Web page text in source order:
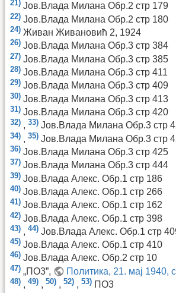
21) Јов.Влада Милана Обр.2 стр 179
22) Јов.Влада Милана Обр.2 стр 180
24) Живан Живановић 2, 1924
26) Јов.Влада Милана Обр.3 стр 384
27) Јов.Влада Милана Обр.3 стр 385
28) Јов.Влада Милана Обр.3 стр 411
29) Јов.Влада Милана Обр.3 стр 409
30) Јов.Влада Милана Обр.3 стр 413
31) Јов.Влада Милана Обр.3 стр 420
32) , 33) Јов.Влада Милана Обр.3 стр
34) , 35) Јов.Влада Милана Обр.3 стр
36) Јов.Влада Милана Обр.3 стр 425
37) Јов.Влада Милана Обр.3 стр 444
39) Јов.Влада Алекс. Обр.1 стр 186
40) Јов.Влада Алекс. Обр.1 стр 266
41) Јов.Влада Алекс. Обр.1 стр 162
42) Јов.Влада Алекс. Обр.1 стр 398
43) , 44) Јов.Влада Алекс. Обр.1 стр
45) Јов.Влада Алекс. Обр.1 стр 410
46) Јов.Влада Алекс. Обр.2 стр 10
47) „ПО3”, Политика, 21. мај 1940,
48) , 49) , 50) , 52) , 53) ПО3